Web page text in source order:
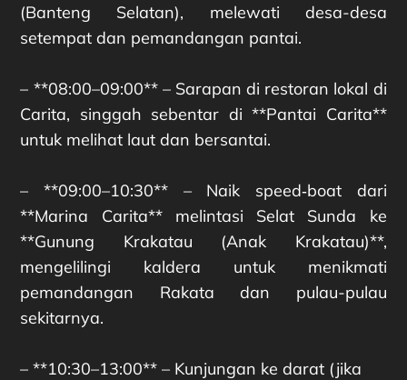
(Banteng Selatan), melewati desa-desa
setempat dan pemandangan pantai.
– **08:00–09:00** – Sarapan di restoran lokal di
Carita, singgah sebentar di **Pantai Carita**
untuk melihat laut dan bersantai.
– **09:00–10:30** – Naik speed‑boat dari
**Marina Carita** melintasi Selat Sunda ke
**Gunung Krakatau (Anak Krakatau)**,
mengelilingi kaldera untuk menikmati
pemandangan Rakata dan pulau-pulau
sekitarnya.
– **10:30–13:00** – Kunjungan ke darat (jika